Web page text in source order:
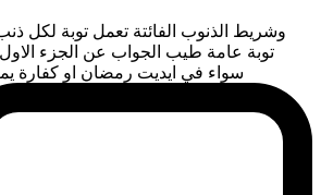
وشريط الذنوب الفائتة تعمل توبة لكل ذنب
توبة عامة طيب الجواب عن الجزء الاول
سواء في ايديت رمضان او كفارة